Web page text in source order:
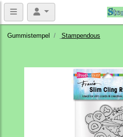
Gummistempel Stampendous